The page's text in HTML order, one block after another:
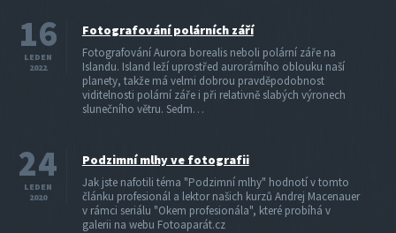
16
LEDEN
2022
Fotografování polárních září
Fotografování Aurora borealis neboli polární záře na
Islandu. Island leží uprostřed aurorárního oblouku naší
planety, takže má velmi dobrou pravděpodobnost
viditelnosti polární záře i při relativně slabých výronech
slunečního větru. Sedm…
24
LEDEN
2020
Podzimní mlhy ve fotografii
Jak jste nafotili téma "Podzimní mlhy" hodnotí v tomto
článku profesionál a lektor našich kurzů Andrej Macenauer
v rámci seriálu "Okem profesionála", které probíhá v
galerii na webu Fotoaparát.cz